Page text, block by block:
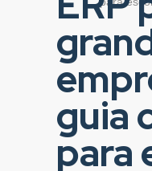
guia
para